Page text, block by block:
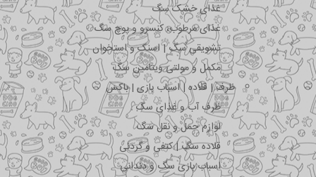
غذای خشک سگ
غذای مرطوب، کنسرو و پوچ سگ
تشویقی سگ | اسنک و استخوان
مکمل و مولتی ویتامین سگ
ظرف | قلاده | اسباب بازی | باکس
ظرف آب و غذای سگ
لوازم حمل و نقل سگ
قلاده سگ | کتفی و گردنی
اسباب بازی سگ و دندانی